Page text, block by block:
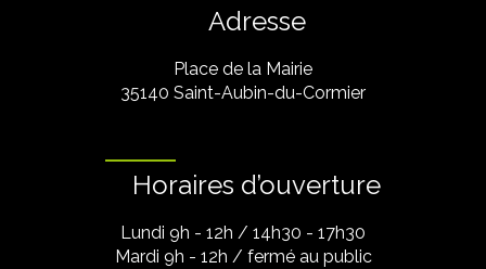
Adresse
Place de la Mairie
35140 Saint-Aubin-du-Cormier
Horaires d’ouverture
Lundi 9h - 12h / 14h30 - 17h30
Mardi 9h - 12h / fermé au public